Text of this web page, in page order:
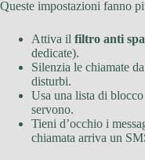
Queste impostazioni fanno
Attiva il filtro anti
dedicate).
Silenzia le chiamate
disturbi.
Usa una lista di
servono.
Tieni d’occhio i
chiamata arriva un